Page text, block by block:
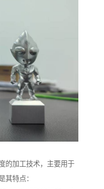
的加工技术，主要用于
其特点：